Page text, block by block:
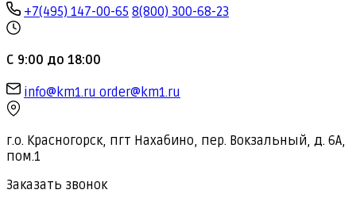
+7(495) 147-00-65 8(800) 300-68-23
С 9:00 до 18:00
info@km1.ru order@km1.ru
г.о. Красногорск, пгт Нахабино, пер. Вокзальный, д. 6А,
пом.1
Заказать звонок